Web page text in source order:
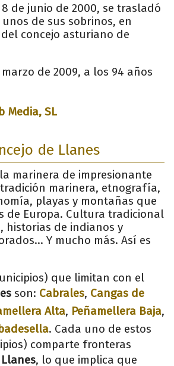
de junio de 2000, se trasladó
de sus sobrinos, en
concejo asturiano de
de 2009, a los 94 años
Media, SL
de Llanes
marinera de impresionante
marinera, etnografía,
playas y montañas que
de Europa. Cultura tradicional
historias de indianos y
Y mucho más. Así es
que limitan con el
son: Cabrales, Cangas de
Alta, Peñamellera Baja,
. Cada uno de estos
comparte fronteras
Llanes, lo que implica que